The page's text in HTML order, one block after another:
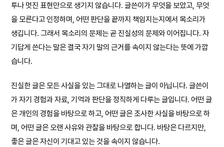
투나 멋진 표현만으로 생기지 않습니다. 글쓴이가 무엇을 보았고, 무엇
을 모른다고 인정하며, 어떤 판단을 끝까지 책임지는지에서 목소리가
생깁니다. 그래서 목소리의 문제는 곧 진실성의 문제와 이어집니다. 자
기답게 쓴다는 말은 결국 자기 말의 근거를 속이지 않는다는 뜻에 가깝
습니다.
진실한 글은 모든 사실을 있는 그대로 나열하는 글이 아닙니다. 글쓴이
가 자기 경험과 자료, 기억과 판단을 정직하게 다루는 글입니다. 어떤 글
은 개인의 경험을 바탕으로 하고, 어떤 글은 조사한 사실을 바탕으로 하
며, 어떤 글은 오랜 사유와 관찰을 바탕으로 합니다. 바탕은 다르지만,
좋은 글은 자신이 기대고 있는 것을 속이지 않습니다.